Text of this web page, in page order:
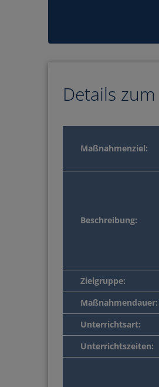
Sie
MEHR INFOS
Details
Maßnahmenziel:
Beschreibung:
Zielgruppe:
Maßnahmendauer:
Unterrichtsart:
Unterrichtszeiten: